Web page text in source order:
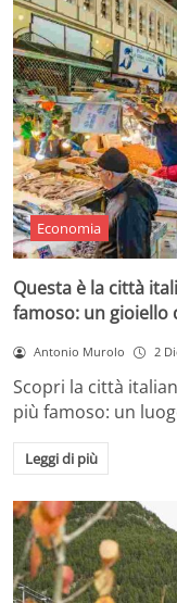
Economia
Questa è la città
famoso: un gioiello
Antonio Murolo 2
Scopri la città
più famoso: un
Leggi di più